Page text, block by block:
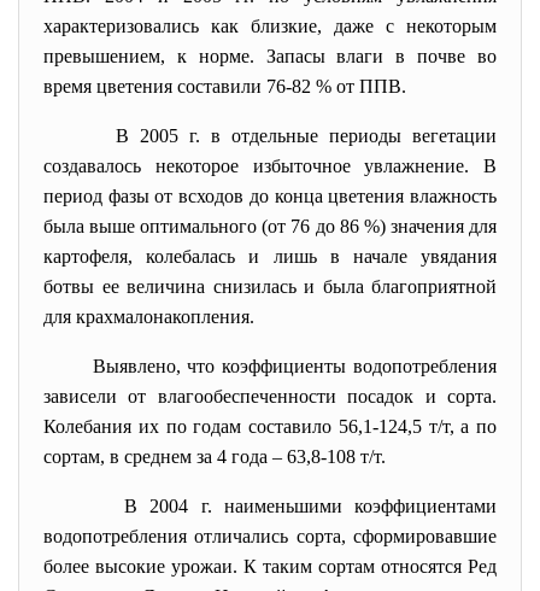
характеризовались как близкие, даже с некоторым
превышением, к норме. Запасы влаги в почве во
время цветения составили 76-82 % от ППВ.
В 2005 г. в отдельные периоды вегетации
создавалось некоторое избыточное увлажнение. В
период фазы от всходов до конца цветения влажность
была выше оптимального (от 76 до 86 %) значения для
картофеля, колебалась и лишь в начале увядания
ботвы ее величина снизилась и была благоприятной
для крахмалонакопления.
Выявлено, что коэффициенты водопотребления
зависели от влагообеспеченности посадок и сорта.
Колебания их по годам составило 56,1-124,5 т/т, а по
сортам, в среднем за 4 года – 63,8-108 т/т.
В 2004 г. наименьшими коэффициентами
водопотребления отличались сорта, сформировавшие
более высокие урожаи. К таким сортам относятся Ред